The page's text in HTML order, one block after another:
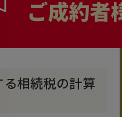
相続税の計算